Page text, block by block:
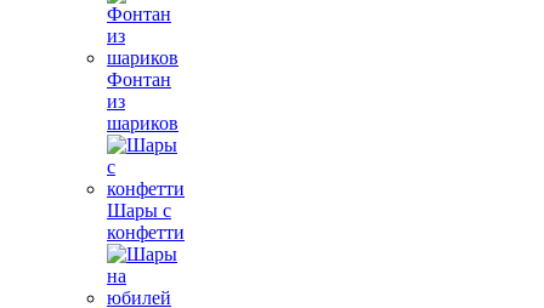
Фонтан
из
шариков
Шары с
конфетти